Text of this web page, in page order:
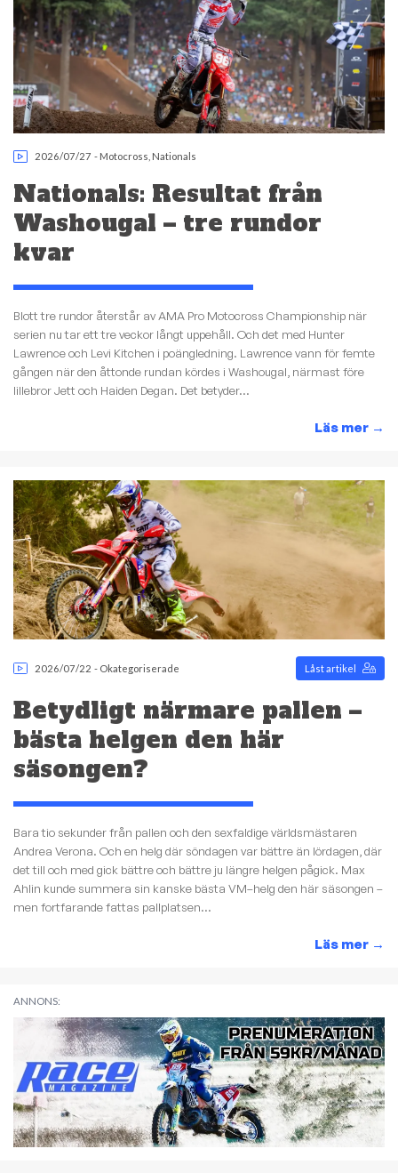
2026/07/27 - Motocross Nationals
Nationals: Resultat från
Washougal – tre rundor
kvar
Blott tre rundor återstår av AMA Pro Motocross Championship när
serien nu tar ett tre veckor långt uppehåll. Och det med Hunter
Lawrence och Levi Kitchen i poängledning. Lawrence vann för femte
gången när den åttonde rundan kördes i Washougal, närmast före
lillebror Jett och Haiden Degan. Det betyder...
Läs mer →
2026/07/22 - Okategoriserade Låst artikel
Betydligt närmare pallen –
bästa helgen den här
säsongen?
Bara tio sekunder från pallen och den sexfaldige världsmästaren
Andrea Verona. Och en helg där söndagen var bättre än lördagen, där
det till och med gick bättre och bättre ju längre helgen pågick. Max
Ahlin kunde summera sin kanske bästa VM–helg den här säsongen –
men fortfarande fattas pallplatsen...
Läs mer →
ANNONS: